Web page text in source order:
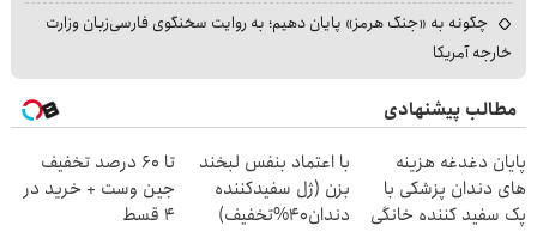
چگونه به «جنگ هرمز» پایان دهیم؛ به روایت سخنگوی فارسی‌زبان وزارت
خارجه آمریکا
مطالب پیشنهادی
پایان دغدغه هزینه
های دندان پزشکی با
پک سفید کننده خانگی
با اعتماد بنفس لبخند
بزن (ژل سفیدکننده
دندان40%تخفیف)
تا 60 درصد تخفیف
جین وست + خرید در
4 قسط